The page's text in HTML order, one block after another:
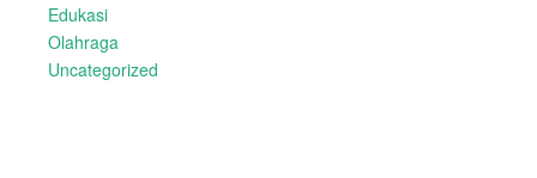
Edukasi
Olahraga
Uncategorized